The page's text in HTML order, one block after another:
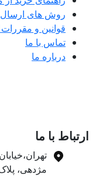
روش های ارسال
قوانین و مقررات
تماس با ما
درباره ما
با ما
تهران،خیابان
مژدهی، پلاک 4، واحد 7